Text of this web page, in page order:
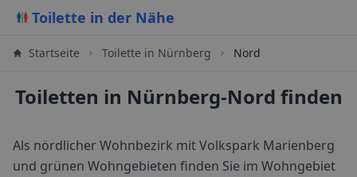
Toilette in der Nähe
Startseite Toilette in Nürnberg Nord
Toiletten in Nürnberg-Nord finden
Als nördlicher Wohnbezirk mit Volkspark Marienberg
und grünen Wohngebieten finden Sie im Wohngebiet